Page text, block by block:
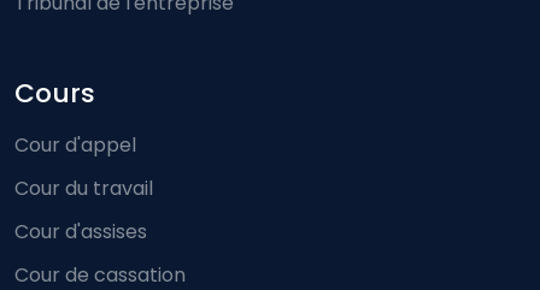
Cours
Cour d'appel
Cour du travail
Cour d'assises
Cour de cassation